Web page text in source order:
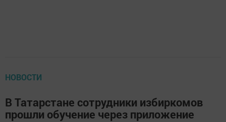
НОВОСТИ
В Татарстане сотрудники избиркомов
прошли обучение через приложение